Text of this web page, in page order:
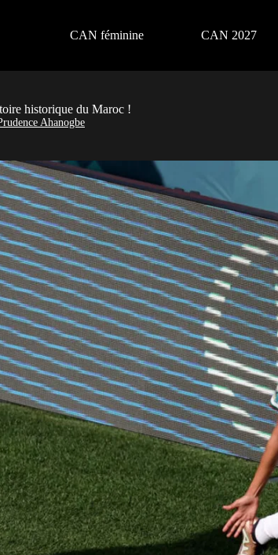
CAN féminine CAN 2027
historique du Maroc !
Ahanogbe